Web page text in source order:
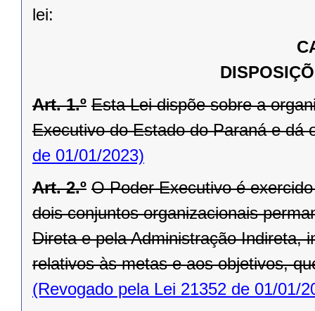
lei:
Art. 1.º Esta Lei dispõe sobre a
Executivo do Estado do Paraná e dá
de 01/01/2023)
Art. 2.º O Poder Executivo é
dois conjuntos organizacionais
Direta e pela Administração Indireta,
relativos às metas e aos objetivos,
(Revogado pela Lei 21352 de 01/01/